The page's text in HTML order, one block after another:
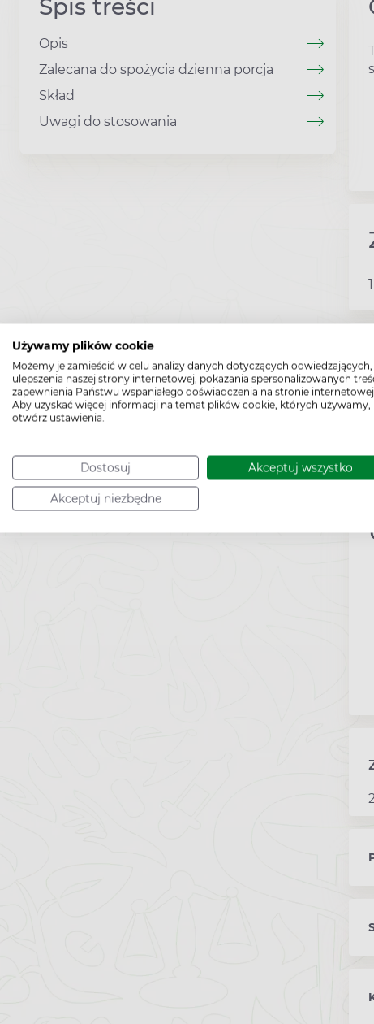
Używamy plików cookie
Możemy je zamieścić w celu analizy danych dotyczących odwiedzających,
ulepszenia naszej strony internetowej, pokazania spersonalizowanych
zapewnienia Państwu wspaniałego doświadczenia na stronie
Aby uzyskać więcej informacji na temat plików cookie, których używamy,
otwórz ustawienia.
Dostosuj Akceptuj wszystko
Akceptuj niezbędne
Spis treści
Opis
Zalecana do spożycia dzienna porcja
Skład
Uwagi do stosowania